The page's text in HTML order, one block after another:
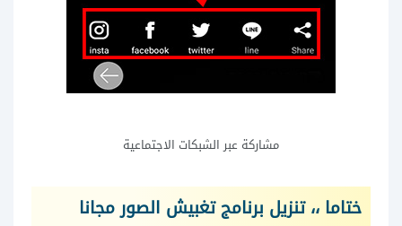
مشاركة عبر الشبكات الاجتماعية
ختاما ،، تنزيل برنامج تغبيش الصور مجانا